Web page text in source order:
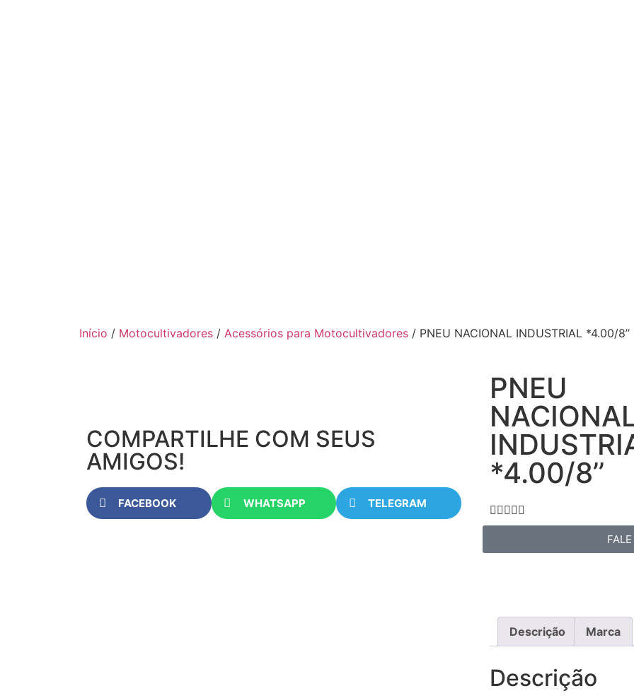
Início / Motocultivadores / Acessórios para Motocultivadores / PNEU NACIONAL INDUSTRIAL *4.00/8’’
COMPARTILHE COM SEUS
AMIGOS!
FACEBOOK WHATSAPP TELEGRAM
PNEU
*4.00/8’’

Descrição Marca
Descrição